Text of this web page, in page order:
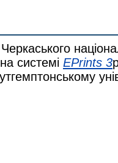
системі EPrints 3